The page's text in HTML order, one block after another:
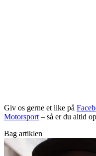
Giv os gerne et like på
Motorsport– så er du altid
Bag artiklen